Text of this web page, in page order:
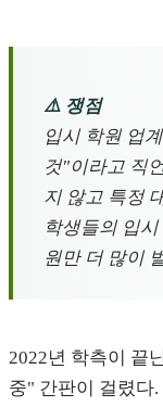
⚠️ 쟁점
입시 학원 업
것"이라고 직
지 않고 특정
학생들의 입
원만 더 많이
2022년 학측이 끝
중" 간판이 걸렸다